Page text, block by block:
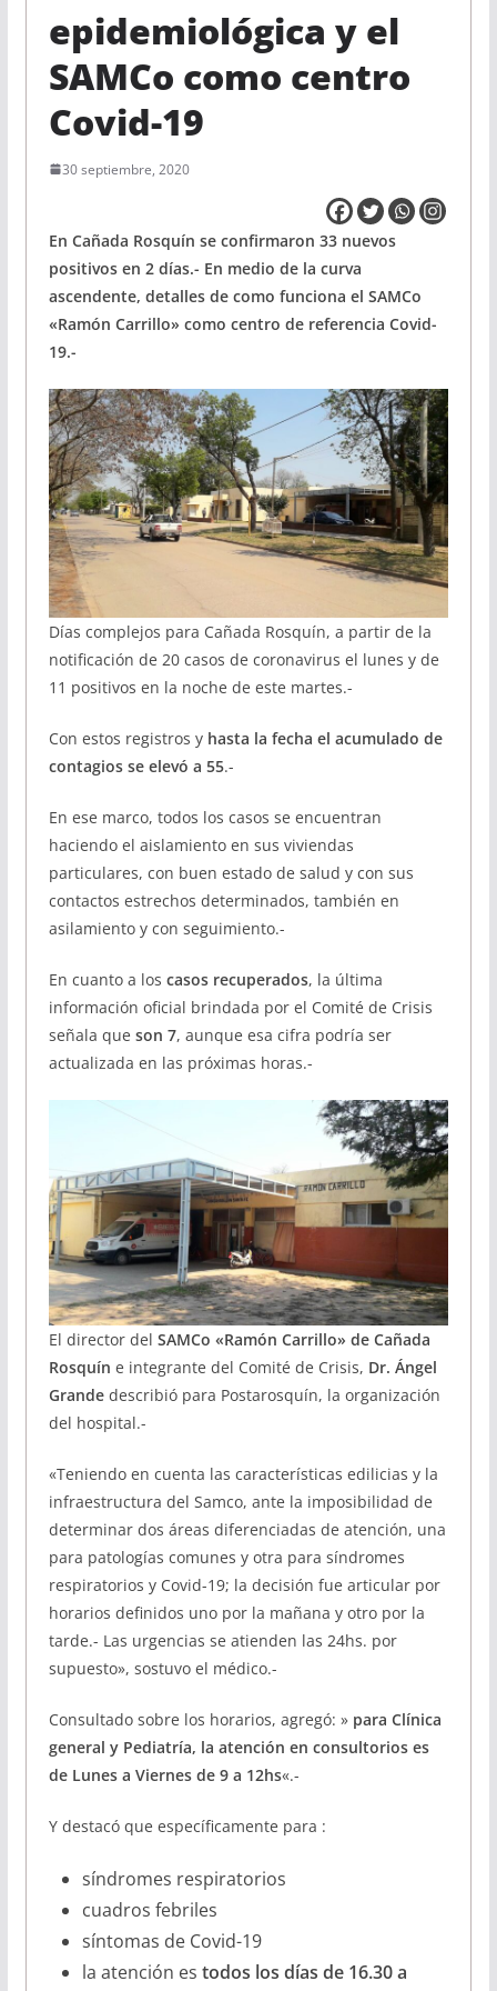
epidemiológica y el
SAMCo como centro
Covid-19
30 septiembre, 2020
En Cañada Rosquín se confirmaron 33 nuevos
positivos en 2 días.- En medio de la curva
ascendente, detalles de como funciona el SAMCo
«Ramón Carrillo» como centro de referencia Covid-
19.-
Días complejos para Cañada Rosquín, a partir de la
notificación de 20 casos de coronavirus el lunes y de
11 positivos en la noche de este martes.-
Con estos registros y hasta la fecha el acumulado de
contagios se elevó a 55.-
En ese marco, todos los casos se encuentran
haciendo el aislamiento en sus viviendas
particulares, con buen estado de salud y con sus
contactos estrechos determinados, también en
asilamiento y con seguimiento.-
En cuanto a los casos recuperados, la última
información oficial brindada por el Comité de Crisis
señala que son 7, aunque esa cifra podría ser
actualizada en las próximas horas.-
El director del SAMCo «Ramón Carrillo» de Cañada
Rosquín e integrante del Comité de Crisis, Dr. Ángel
Grandedescribió para Postarosquín, la organización
del hospital.-
«Teniendo en cuenta las características edilicias y la
infraestructura del Samco, ante la imposibilidad de
determinar dos áreas diferenciadas de atención, una
para patologías comunes y otra para síndromes
respiratorios y Covid-19; la decisión fue articular por
horarios definidos uno por la mañana y otro por la
tarde.- Las urgencias se atienden las 24hs. por
supuesto», sostuvo el médico.-
Consultado sobre los horarios, agregó: » para Clínica
general y Pediatría, la atención en consultorios es
de Lunes a Viernes de 9 a 12hs«.-
Y destacó que específicamente para :
síndromes respiratorios
cuadros febriles
síntomas de Covid-19
la atención es todos los días de 16.30 a